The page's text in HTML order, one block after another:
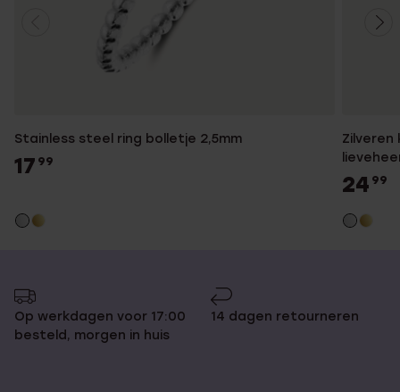
Stainless steel ring bolletje 2,5mm
17 99
Zilveren
24 99
Op werkdagen voor 17:00
besteld, morgen in huis
14 dagen retourneren